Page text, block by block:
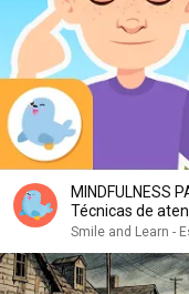
MINDFULNESS
Técnicas de
Smile and Learn -